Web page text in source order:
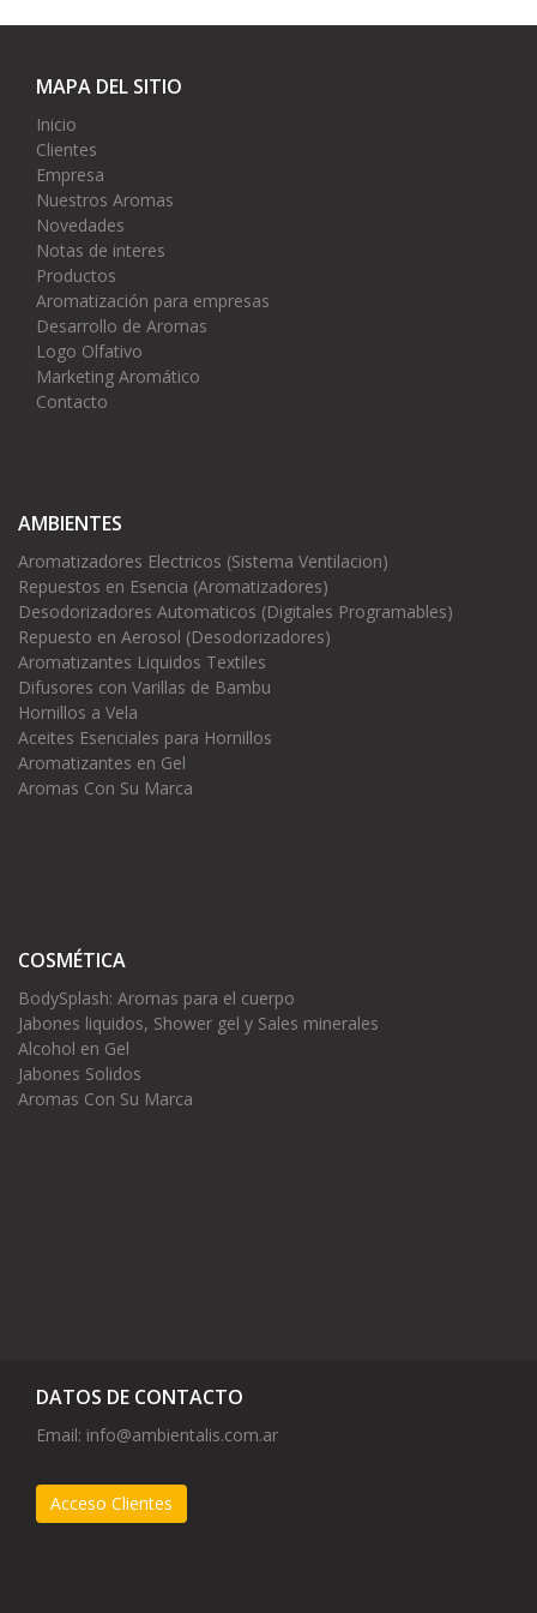
MAPA DEL SITIO
Inicio
Clientes
Empresa
Nuestros Aromas
Novedades
Notas de interes
Productos
Aromatización para empresas
Desarrollo de Aromas
Logo Olfativo
Marketing Aromático
Contacto
AMBIENTES
Aromatizadores Electricos (Sistema Ventilacion)
Repuestos en Esencia (Aromatizadores)
Desodorizadores Automaticos (Digitales Programables)
Repuesto en Aerosol (Desodorizadores)
Aromatizantes Liquidos Textiles
Difusores con Varillas de Bambu
Hornillos a Vela
Aceites Esenciales para Hornillos
Aromatizantes en Gel
Aromas Con Su Marca
COSMÉTICA
BodySplash: Aromas para el cuerpo
Jabones liquidos, Shower gel y Sales minerales
Alcohol en Gel
Jabones Solidos
Aromas Con Su Marca
DATOS DE CONTACTO
Email: info@ambientalis.com.ar
Acceso Clientes